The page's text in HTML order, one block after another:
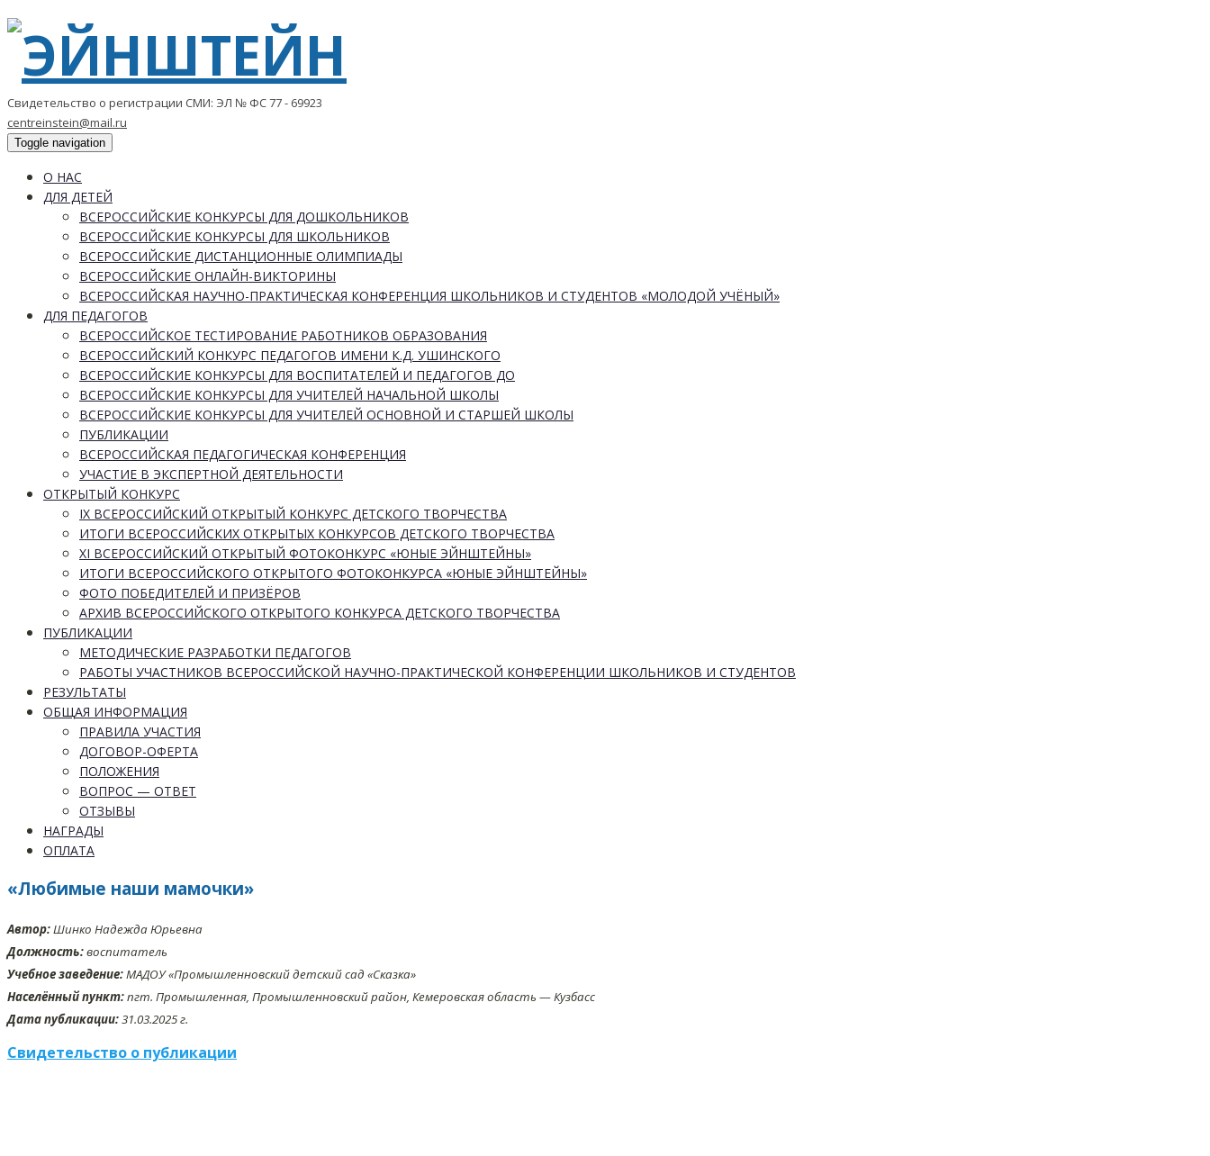
Свидетельство о регистрации СМИ: ЭЛ № ФС 77 - 69923
centreinstein@mail.ru
Toggle navigation
О НАС
ДЛЯ ДЕТЕЙ
ВСЕРОССИЙСКИЕ КОНКУРСЫ ДЛЯ ДОШКОЛЬНИКОВ
ВСЕРОССИЙСКИЕ КОНКУРСЫ ДЛЯ ШКОЛЬНИКОВ
ВСЕРОССИЙСКИЕ ДИСТАНЦИОННЫЕ ОЛИМПИАДЫ
ВСЕРОССИЙСКИЕ ОНЛАЙН-ВИКТОРИНЫ
ВСЕРОССИЙСКАЯ НАУЧНО-ПРАКТИЧЕСКАЯ КОНФЕРЕНЦИЯ ШКОЛЬНИКОВ И СТУДЕНТОВ «МОЛОДОЙ УЧЁНЫЙ»
ДЛЯ ПЕДАГОГОВ
ВСЕРОССИЙСКОЕ ТЕСТИРОВАНИЕ РАБОТНИКОВ ОБРАЗОВАНИЯ
ВСЕРОССИЙСКИЙ КОНКУРС ПЕДАГОГОВ ИМЕНИ К.Д. УШИНСКОГО
ВСЕРОССИЙСКИЕ КОНКУРСЫ ДЛЯ ВОСПИТАТЕЛЕЙ И ПЕДАГОГОВ ДО
ВСЕРОССИЙСКИЕ КОНКУРСЫ ДЛЯ УЧИТЕЛЕЙ НАЧАЛЬНОЙ ШКОЛЫ
ВСЕРОССИЙСКИЕ КОНКУРСЫ ДЛЯ УЧИТЕЛЕЙ ОСНОВНОЙ И СТАРШЕЙ ШКОЛЫ
ПУБЛИКАЦИИ
ВСЕРОССИЙСКАЯ ПЕДАГОГИЧЕСКАЯ КОНФЕРЕНЦИЯ
УЧАСТИЕ В ЭКСПЕРТНОЙ ДЕЯТЕЛЬНОСТИ
ОТКРЫТЫЙ КОНКУРС
IX ВСЕРОССИЙСКИЙ ОТКРЫТЫЙ КОНКУРС ДЕТСКОГО ТВОРЧЕСТВА
ИТОГИ ВСЕРОССИЙСКИХ ОТКРЫТЫХ КОНКУРСОВ ДЕТСКОГО ТВОРЧЕСТВА
XI ВСЕРОССИЙСКИЙ ОТКРЫТЫЙ ФОТОКОНКУРС «ЮНЫЕ ЭЙНШТЕЙНЫ»
ИТОГИ ВСЕРОССИЙСКОГО ОТКРЫТОГО ФОТОКОНКУРСА «ЮНЫЕ ЭЙНШТЕЙНЫ»
ФОТО ПОБЕДИТЕЛЕЙ И ПРИЗЁРОВ
АРХИВ ВСЕРОССИЙСКОГО ОТКРЫТОГО КОНКУРСА ДЕТСКОГО ТВОРЧЕСТВА
ПУБЛИКАЦИИ
МЕТОДИЧЕСКИЕ РАЗРАБОТКИ ПЕДАГОГОВ
РАБОТЫ УЧАСТНИКОВ ВСЕРОССИЙСКОЙ НАУЧНО-ПРАКТИЧЕСКОЙ КОНФЕРЕНЦИИ ШКОЛЬНИКОВ И СТУДЕНТОВ
РЕЗУЛЬТАТЫ
ОБЩАЯ ИНФОРМАЦИЯ
ПРАВИЛА УЧАСТИЯ
ДОГОВОР-ОФЕРТА
ПОЛОЖЕНИЯ
ВОПРОС — ОТВЕТ
ОТЗЫВЫ
НАГРАДЫ
ОПЛАТА
«Любимые наши мамочки»
Автор:Шинко Надежда Юрьевна
Должность:воспитатель
Учебное заведение:МАДОУ «Промышленновский детский сад «Сказка»
Населённый пункт:пгт. Промышленная, Промышленновский район, Кемеровская область — Кузбасс
Дата публикации:31.03.2025 г.
Свидетельство о публикации